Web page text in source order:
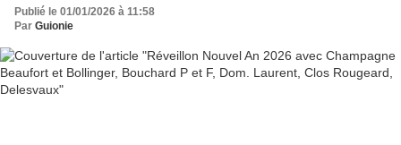
Publié le 01/01/2026 à 11:58
Par Guionie